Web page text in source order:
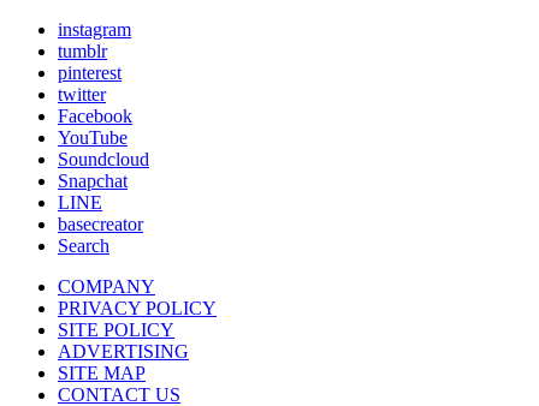
instagram
tumblr
pinterest
twitter
Facebook
YouTube
Soundcloud
Snapchat
LINE
basecreator
Search
COMPANY
PRIVACY POLICY
SITE POLICY
ADVERTISING
SITE MAP
CONTACT US